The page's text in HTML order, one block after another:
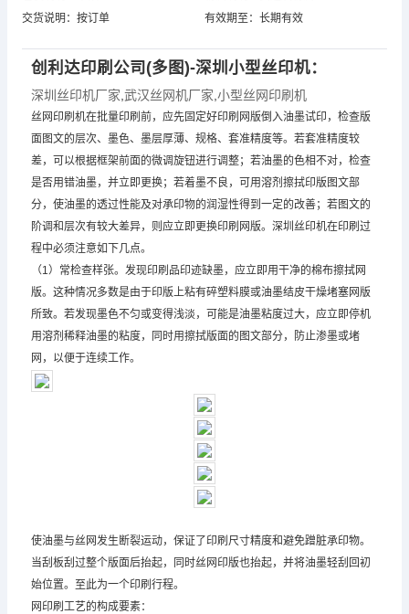
交货说明：按订单
有效期至：长期有效
创利达印刷公司(多图)-深圳小型丝印机：
深圳丝印机厂家 武汉丝网机厂家 小型丝网印刷机
丝网印刷机在批量印刷前，应先固定好印刷网版倒入油墨试印，检查版
面图文的层次、墨色、墨层厚薄、规格、套准精度等。若套准精度较
差，可以根据框架前面的微调旋钮进行调整；若油墨的色相不对，检查
是否用错油墨，并立即更换；若着墨不良，可用溶剂擦拭印版图文部
分，使油墨的透过性能及对承印物的润湿性得到一定的改善；若图文的
阶调和层次有较大差异，则应立即更换印刷网版。深圳丝印机在印刷过
程中必须注意如下几点。
（1）常检查样张。发现印刷品印迹缺墨，应立即用干净的棉布擦拭网
版。这种情况多数是由于印版上粘有碎塑料膜或油墨结皮干燥堵塞网版
所致。若发现墨色不匀或变得浅淡，可能是油墨粘度过大，应立即停机
用溶剂稀释油墨的粘度，同时用擦拭版面的图文部分，防止渗墨或堵
网，以便于连续工作。
使油墨与丝网发生断裂运动，保证了印刷尺寸精度和避免蹭脏承印物。
当刮板刮过整个版面后抬起，同时丝网印版也抬起，并将油墨轻刮回初
始位置。至此为一个印刷行程。
网印刷工艺的构成要素：